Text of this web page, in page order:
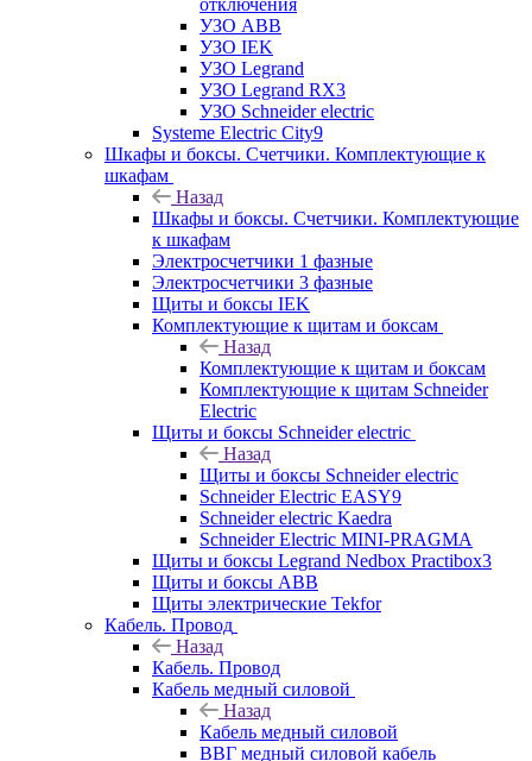
УЗО ABB
УЗО IEK
УЗО Legrand
УЗО Legrand RX3
УЗО Schneider electric
Systeme Electric City9
Шкафы и боксы. Счетчики. Комплектующие к
шкафам
Назад
Шкафы и боксы. Счетчики. Комплектующие
к шкафам
Электросчетчики 1 фазные
Электросчетчики 3 фазные
Щиты и боксы IEK
Комплектующие к щитам и боксам
Назад
Комплектующие к щитам и боксам
Комплектующие к щитам Schneider
Electric
Щиты и боксы Schneider electric
Назад
Щиты и боксы Schneider electric
Schneider Electric EASY9
Schneider electric Kaedra
Schneider Electric MINI-PRAGMA
Щиты и боксы Legrand Nedbox Practibox3
Щиты и боксы ABB
Щиты электрические Tekfor
Кабель. Провод
Назад
Кабель. Провод
Кабель медный силовой
Назад
Кабель медный силовой
ВВГ медный силовой кабель